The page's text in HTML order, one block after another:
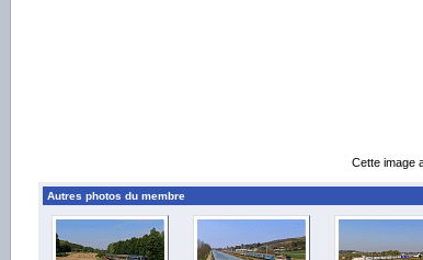
Cette image
Autres photos du membre